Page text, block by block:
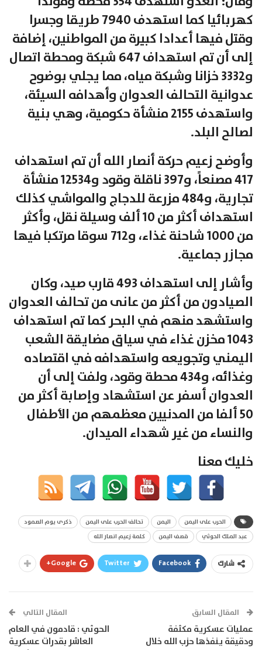
كهربائيا كما استهدف 7940 طريقا وجسرا
وقتل فيها أعدادا كبيرة من المواطنين، إضافة
إلى أن تم استهداف 647 شبكة ومحطة اتصال
و3332 خزانا وشبكة مياه، مما يجلي بوضوح
عدوانية التحالف العدوان وأهدافه السيئة،
واستهدف 2155 منشأة حكومية، وهي بنية
لصالح البلد.
وأوضح زعيم حركة أنصار الله أن تم استهداف
417 مصنعاً، و397 ناقلة وقود و12534 منشأة
تجارية، و484 مزرعة للدجاج والمواشي كذلك
استهداف أكثر من 10 ألف وسيلة نقل، وأكثر
من 1000 شاحنة غذاء، و712 سوقا مرتكبا فيها
مجازر جماعية.
وأشار إلى استهداف 493 قارب صيد، وكان
الصيادون من أكثر من عانى من تحالف العدوان
واستشهد منهم في البحر كما تم استهداف
1043 مخزن غذاء في سياق مضايقة الشعب
اليمني وتجويعه واستهدافه في اقتصاده
وغذائه، و434 محطة وقود، ولفت إلى أن
العدوان أسفر عن استشهاد وإصابة أكثر من
50 ألفا من المدنيين معظمهم من الأطفال
والنساء من غير شهداء الميدان.
خليك معنا
الحرب على اليمن اليمن تحالف الحرب على اليمن
ذكرى يوم الصمود
عبد الملك الحوثي
قصف اليمن كلمة زعيم انصار الله
شارك Facebook
Twitter
Google+
المقال السابق
عمليات عسكرية مكثفة
ودقيقة ينفذها حزب الله خلال
المقال التالي
الحوثي : قادمون في العام
العاشر بقدرات عسكرية